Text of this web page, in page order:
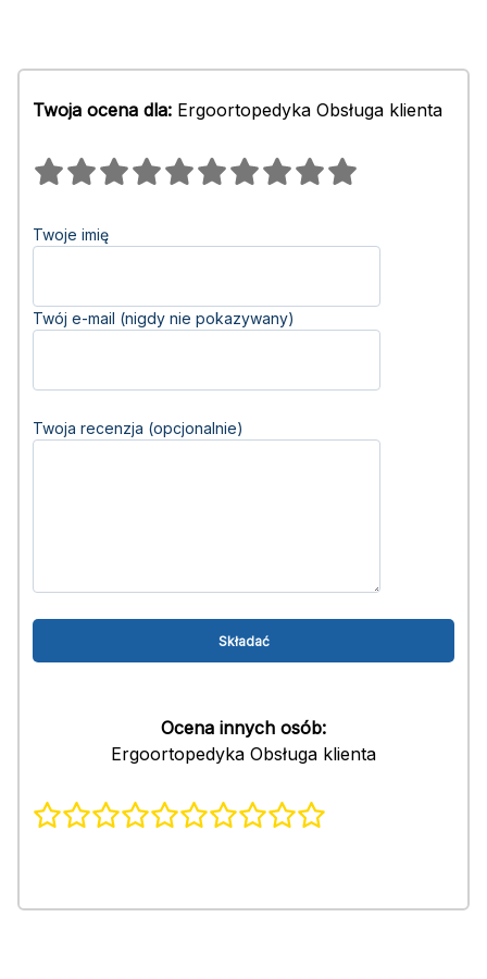
Twoja ocena dla: Ergoortopedyka Obsługa klienta
Twoje imię
Twój e-mail (nigdy nie pokazywany)
Twoja recenzja (opcjonalnie)
Ocena innych osób:
Ergoortopedyka Obsługa klienta